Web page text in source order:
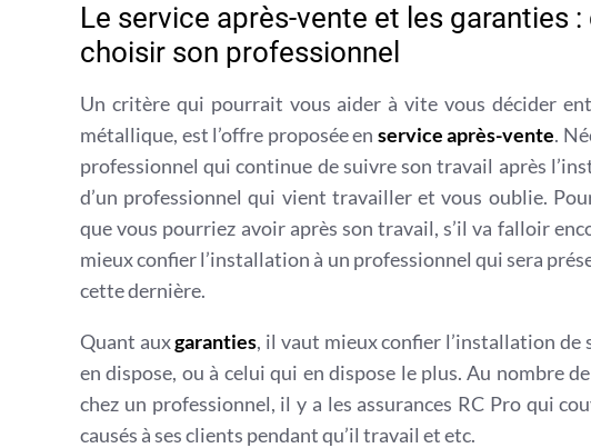
Le service après-vente et les garanties
choisir son professionnel
Un critère qui pourrait vous aider à vite vous décider
métallique, est l’offre proposée en service après-vente.
professionnel qui continue de suivre son travail après
d’un professionnel qui vient travailler et vous oublie.
que vous pourriez avoir après son travail, s’il va falloir
mieux confier l’installation à un professionnel qui sera
cette dernière.
Quant auxgaranties, il vaut mieux confier l’installation
en dispose, ou à celui qui en dispose le plus. Au nombre
chez un professionnel, il y a les assurances RC Pro qui
causés à ses clients pendant qu’il travail et etc.